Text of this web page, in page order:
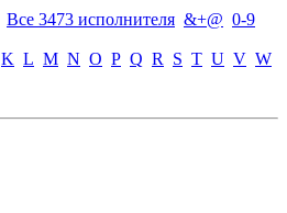
Все 3473 исполнителя &+@ 0-9
K L M N O P Q R S T U V W